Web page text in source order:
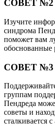
СОВЕТ №2
Изучите
синдрома
поможет вам
обоснованные
СОВЕТ №3
группам
Пендреда
советы и
сталкивается